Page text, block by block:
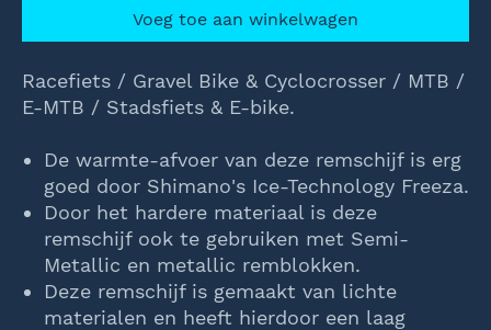
Voeg toe aan winkelwagen
Racefiets / Gravel Bike & Cyclocrosser / MTB /
E-MTB / Stadsfiets & E-bike.
De warmte-afvoer van deze remschijf is erg
goed door Shimano's Ice-Technology Freeza.
Door het hardere materiaal is deze
remschijf ook te gebruiken met Semi-
Metallic en metallic remblokken.
Deze remschijf is gemaakt van lichte
materialen en heeft hierdoor een laag